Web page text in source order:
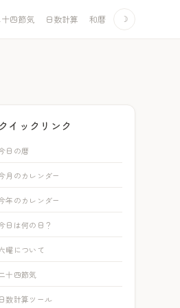
四節気 日数計算 和暦 ☽
クイックリンク
日の暦
月のカレンダー
年のカレンダー
日は何の日？
曜について
十四節気
日数計算ツール